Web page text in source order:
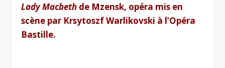
Lady Macbeth de Mzensk, opéra mis en
scène par Krsytoszf Warlikovski à l’Opéra
Bastille.